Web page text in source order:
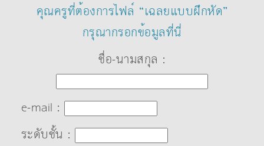
คุณครูที่ต้องการไฟล์ “เฉลยแบบฝึกหัด”
กรุณากรอกข้อมูลที่นี่
ชื่อ-นามสกุล :
e-mail :
ระดับชั้น :